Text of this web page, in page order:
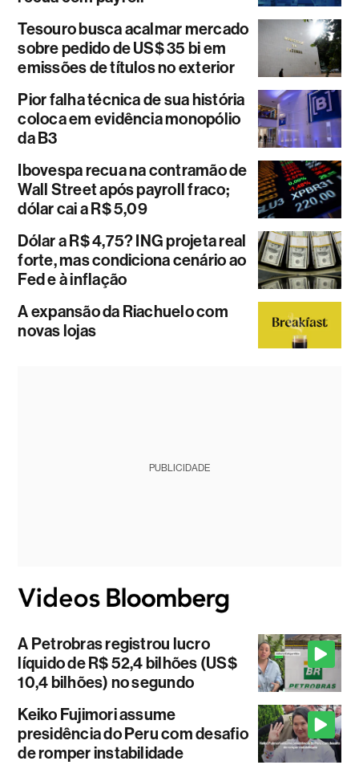
Tesouro busca acalmar mercado
sobre pedido de US$ 35 bi em
emissões de títulos no exterior
Pior falha técnica de sua história
coloca em evidência monopólio
da B3
Ibovespa recua na contramão de
Wall Street após payroll fraco;
dólar cai a R$ 5,09
Dólar a R$ 4,75? ING projeta real
forte, mas condiciona cenário ao
Fed e à inflação
A expansão da Riachuelo com
novas lojas
PUBLICIDADE
A Petrobras registrou lucro
líquido de R$ 52,4 bilhões (US$
10,4 bilhões) no segundo
Keiko Fujimori assume
presidência do Peru com desafio
de romper instabilidade